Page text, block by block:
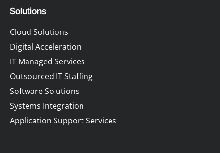
Solutions
Cloud Solutions
Digital Acceleration
IT Managed Services
Outsourced IT Staffing
Software Solutions
Systems Integration
Application Support Services